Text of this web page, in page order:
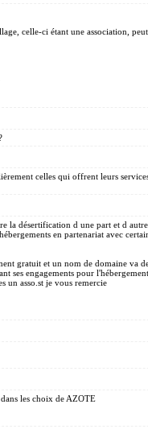
celle-ci étant une association,
celles qui offrent leurs
la désertification d une part et d
en partenariat avec
gratuit et un nom de domaine va
ses engagements pour
un asso.st je vous remercie
les choix de AZOTE